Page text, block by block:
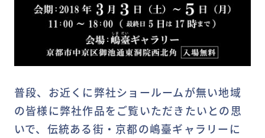
普段、お近くに弊社ショールームが無い地域
の皆様に弊社作品をご覧いただきたいとの思
いで、伝統ある街・京都の嶋臺ギャラリーに